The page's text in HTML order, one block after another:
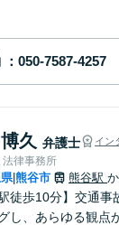
久 弁護士 イン
法律事務所
|熊谷市 熊谷駅
駅徒歩10分】交通
し、あらゆる観点